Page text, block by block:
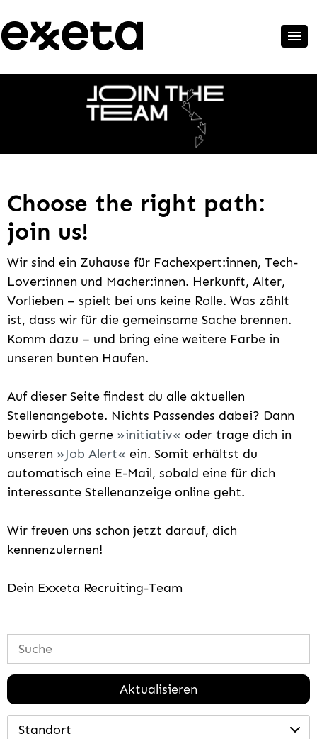
Choose the right path:
join us!
Wir sind ein Zuhause für Fachexpert:innen, Tech-
Lover:innen und Macher:innen. Herkunft, Alter,
Vorlieben – spielt bei uns keine Rolle. Was zählt
ist, dass wir für die gemeinsame Sache brennen.
Komm dazu – und bring eine weitere Farbe in
unseren bunten Haufen.
Auf dieser Seite findest du alle aktuellen
Stellenangebote. Nichts Passendes dabei? Dann
bewirb dich gerne
initiativ
oder trage dich in
unseren
Job Alert
ein. Somit erhältst du
automatisch eine E-Mail, sobald eine für dich
interessante Stellenanzeige online geht.
Wir freuen uns schon jetzt darauf, dich
kennenzulernen!
Dein Exxeta Recruiting-Team
Aktualisieren
Standort